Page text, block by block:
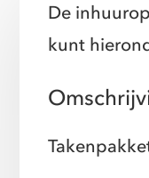
De
kunt